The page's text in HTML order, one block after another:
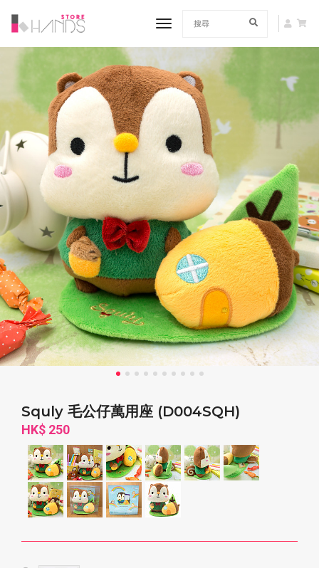
toggle navigation
Squly 毛公仔萬用座 (D004SQH)
HK$ 250